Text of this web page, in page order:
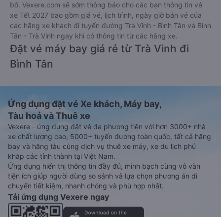
bố. Vexere.com sẽ sớm thông báo cho các bạn thông tin vé
xe Tết 2027 bao gồm giá vé, lịch trình, ngày giờ bán vé của
các hãng xe khách đi tuyến đường Trà Vinh - Bình Tân và Bình
Tân - Trà Vinh ngay khi có thông tin từ các hãng xe.
Đặt vé máy bay giá rẻ từ Trà Vinh đi
Bình Tân
Ứng dụng đặt vé Xe khách, Máy bay,
Tàu hoả và Thuê xe
Vexere - ứng dụng đặt vé đa phương tiện với hơn 3000+ nhà
xe chất lượng cao, 5000+ tuyến đường toàn quốc, tất cả hãng
bay và hãng tàu cùng dịch vụ thuê xe máy, xe du lịch phủ
khắp các tỉnh thành tại Việt Nam.
Ứng dụng hiển thị thông tin đầy đủ, minh bạch cùng vô vàn
tiện ích giúp người dùng so sánh và lựa chọn phương án di
chuyển tiết kiệm, nhanh chóng và phù hợp nhất.
Tải ứng dụng Vexere ngay